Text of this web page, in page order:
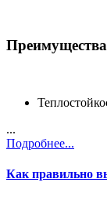
...
Подробнее...
Как правильно